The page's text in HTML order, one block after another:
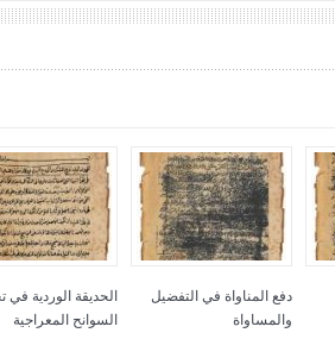
دفع المناواة في التفضيل
والمساواة
الحديقة الوردية في
السوانح المعراجية